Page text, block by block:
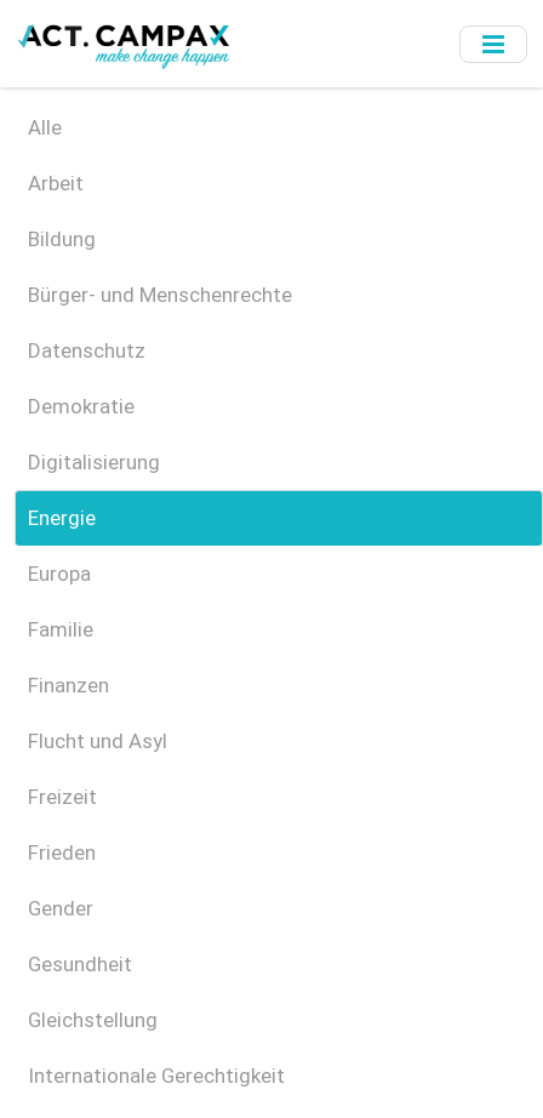
to
Alle
Arbeit
Bildung
Bürger- und Menschenrechte
Datenschutz
Demokratie
Digitalisierung
Energie
Europa
Familie
Finanzen
Flucht und Asyl
Freizeit
Frieden
Gender
Gesundheit
Gleichstellung
Internationale Gerechtigkeit